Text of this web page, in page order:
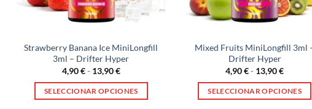
en
la
de
producto
en
la
de
producto
Strawberry Banana Ice MiniLongfill
3ml – Drifter Hyper
4,90€- 13,90€Rango
precios:
desde
SELECCIONAR OPCIONES
Mixed Fruits MiniLongfill 3ml
Drifter Hyper
4,90€- 13,90€Rango
precios:
desde
SELECCIONAR OPCIONES